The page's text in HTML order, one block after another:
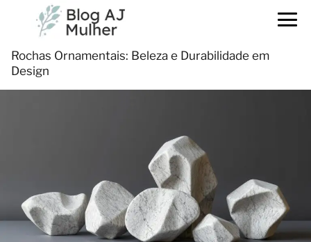
Rochas Ornamentais: Beleza e Durabilidade em
Design